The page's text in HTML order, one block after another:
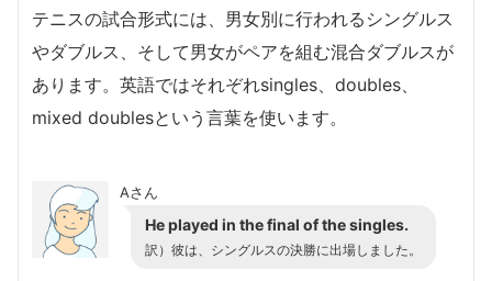
テニスの試合形式には、男女別に行われるシングルス
やダブルス、そして男女がペアを組む混合ダブルスが
あります。英語ではそれぞれsingles、doubles、
mixed doublesという言葉を使います。
Aさん
He played in the final of the singles.
訳）彼は、シングルスの決勝に出場しました。